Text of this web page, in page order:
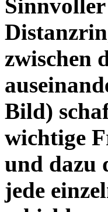
zwischen
Bild)
wichtige
und dazu
jede